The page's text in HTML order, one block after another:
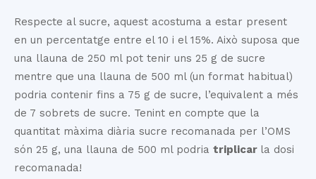
Respecte al sucre, aquest acostuma a estar present
en un percentatge entre el 10 i el 15%. Això suposa que
una llauna de 250 ml pot tenir uns 25 g de sucre
mentre que una llauna de 500 ml (un format habitual)
podria contenir fins a 75 g de sucre, l’equivalent a més
de 7 sobrets de sucre. Tenint en compte que la
quantitat màxima diària sucre recomanada per l’OMS
són 25 g, una llauna de 500 ml podria triplicar la dosi
recomanada!